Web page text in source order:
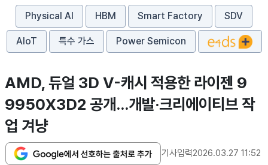
Physical AI HBM Smart Factory SDV
AIoT 특수 가스 Power Semicon
AMD, 듀얼 3D V-캐시 적용한 라이젠 9
9950X3D2 공개…개발·크리에이티브 작
업 겨냥
기사입력2026.03.27 11:52